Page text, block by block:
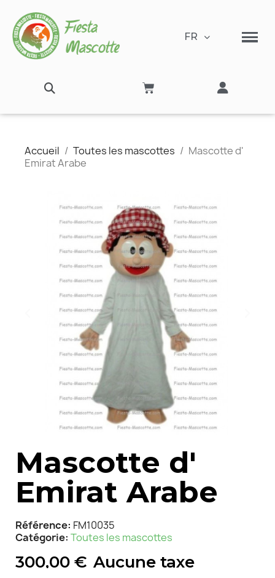
FR
Accueil Toutes les mascottes
Mascotte d'
Emirat Arabe
Mascotte d'
Emirat Arabe
Référence FM10035
Catégorie Toutes les mascottes
300,00 € Aucune taxe